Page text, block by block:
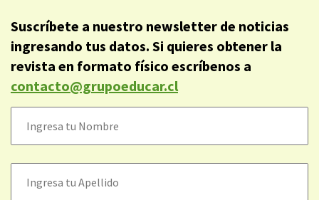
Suscríbete a nuestro newsletter de noticias
ingresando tus datos. Si quieres obtener la
revista en formato físico escríbenos a
contacto@grupoeducar.cl